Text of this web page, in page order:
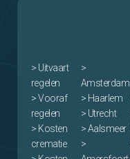
> Uitvaart
regelen
> Vooraf
regelen
> Kosten
crematie
>
Amsterdam
> Haarlem
> Utrecht
> Aalsmeer
>